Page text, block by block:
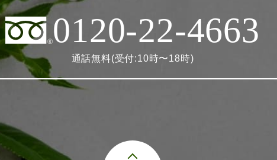
0120-22-4663
通話無料(受付:10時〜18時)